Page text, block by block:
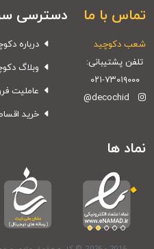
تماس با ما
شعب دکوچید
تلفن پشتیبانی:
۰۲۱-۷۳۰۱۹۰۰۰
@decochid
دسترسی
درباره
وبلاگ
عاملیت
خرید
نماد ها